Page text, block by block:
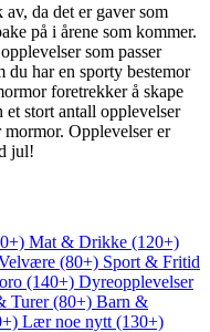
da det er gaver som
på i årene som kommer.
som passer
du har en sporty bestemor
foretrekker å skape
stort antall opplevelser
Opplevelser er
jul!
Mat & Drikke (120+)
(80+) Sport & Fritid
(140+) Dyreopplevelser
Turer (80+) Barn &
Lær noe nytt (130+)